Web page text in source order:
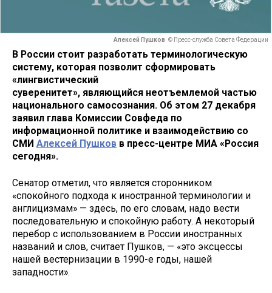
Алексей Пушков © Пресс-служба Совета Федерации
В России стоит разработать терминологическую
систему, которая позволит сформировать
«лингвистический
суверенитет», являющийся неотъемлемой частью
национального самосознания. Об этом 27 декабря
заявил глава Комиссии Совфеда по
информационной политике и взаимодействию со
СМИ Алексей Пушков в пресс-центре МИА «Россия
сегодня».
Сенатор отметил, что является сторонником
«спокойного подхода к иностранной терминологии и
англицизмам» — здесь, по его словам, надо вести
последовательную и спокойную работу. А некоторый
перебор с использованием в России иностранных
названий и слов, считает Пушков, — «это эксцессы
нашей вестернизации в 1990-е годы, нашей
западности».